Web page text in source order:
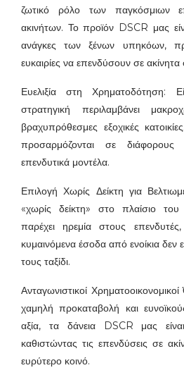
ζωτικό ρόλο των παγκόσμιων
ακινήτων. Το προϊόν DSCR μας
ανάγκες των ξένων υπηκόων,
ευκαιρίες να επενδύσουν σε
Ευελιξία στη Χρηματοδότηση:
στρατηγική περιλαμβάνει
βραχυπρόθεσμες εξοχικές
προσαρμόζονται σε
επενδυτικά μοντέλα.
Επιλογή Χωρίς Δείκτη για
«χωρίς δείκτη» στο πλαίσιο
παρέχει ηρεμία στους
κυμαινόμενα έσοδα από ενοίκια δεν
τους ταξίδι.
Ανταγωνιστικοί
χαμηλή προκαταβολή και
αξία, τα δάνεια DSCR μας είναι
καθιστώντας τις επενδύσεις σε
ευρύτερο κοινό.